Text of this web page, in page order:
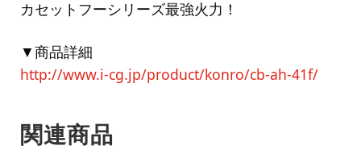
カセットフーシリーズ最強火力！
▼商品詳細
http://www.i-cg.jp/product/konro/cb-ah-41f/
関連商品